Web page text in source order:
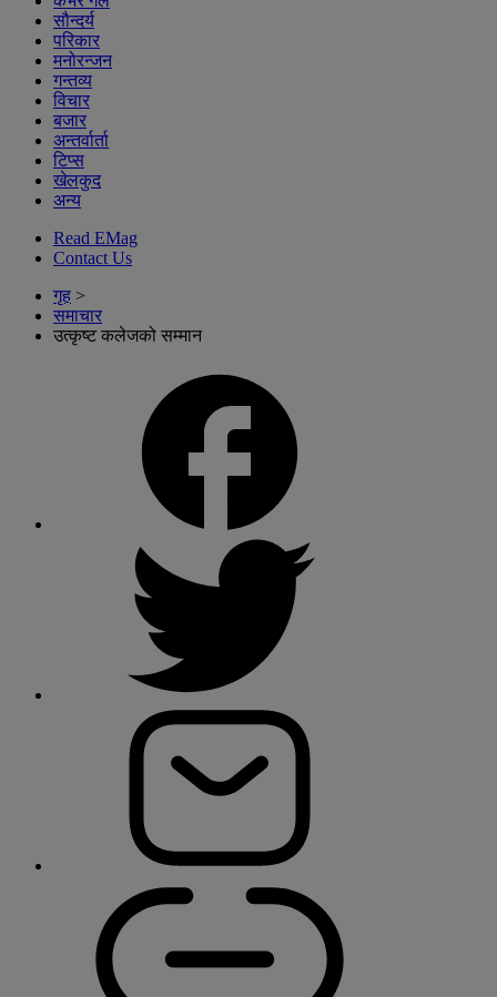
सौन्दर्य
परिकार
मनोरन्जन
गन्तव्य
विचार
बजार
अन्तर्वार्ता
टिप्स
खेलकुद
अन्य
Read EMag
Contact Us
गृह >
समाचार
उत्कृष्ट कलेजको सम्मान